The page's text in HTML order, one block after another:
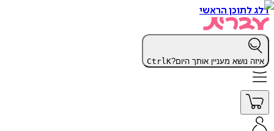
דלג לתוכן הראשי
איזה נושא מעניין אותך היום? CtrlK